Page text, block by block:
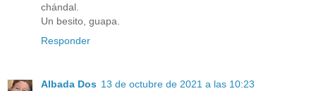
chándal.
Un besito, guapa.
Responder
Albada Dos 13 de octubre de 2021 a las 10:23